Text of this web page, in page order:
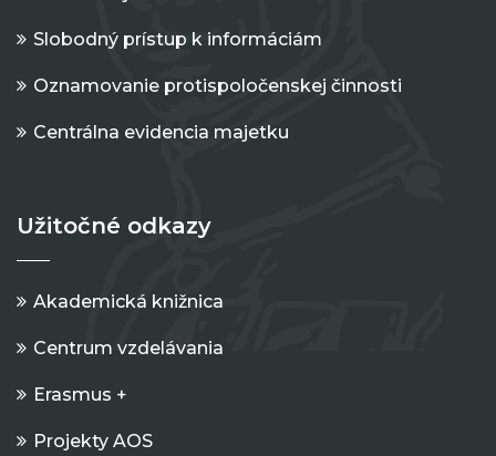
Slobodný prístup k informáciám
Oznamovanie protispoločenskej činnosti
Centrálna evidencia majetku
Užitočné odkazy
Akademická knižnica
Centrum vzdelávania
Erasmus +
Projekty AOS